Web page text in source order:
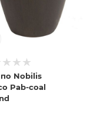
Nobilis
Pab-coal